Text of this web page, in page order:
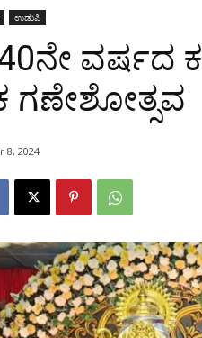
ಉಡುಪಿ
ವರ್ಷದ
ಗಣೇಶೋತ್ಸವ
8, 2024